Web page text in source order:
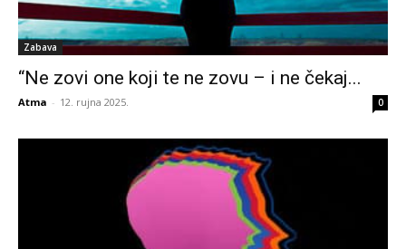
Zabava
“Ne zovi one koji te ne zovu – i ne čekaj...
Atma - 12. rujna 2025. 0